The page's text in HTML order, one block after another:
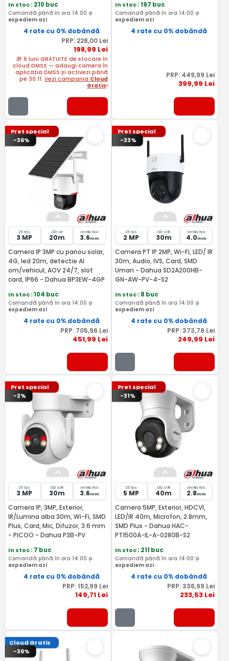
In stoc: 210 buc
Comandă până în ora 14:00 și
expediem azi
4 rate cu 0% dobândă
PRP: 228,00Lei
198,99 Lei
🎁 6 luni GRATUITE de stocare în
cloud DMSS — adaugi camera în
aplicația DMSS și activezi până
pe 30.11. Vezi campania Cloud
Gratis!
In stoc: 197 buc
Comandă până în ora 14:00 și
expediem azi
4 rate cu 0% dobândă
PRP: 449,99 Lei
399,99 Lei
Pret special
-36%
25 fps
3 MP
LED-uri
20m
lentila fixa
3.6mm
Camera IP 3MP cu panou solar,
4G, led 20m, detectie AI
om/vehicul, AOV 24/7, slot
card, IP66 - Dahua BP3EW-4GP
In stoc: 104 buc
Comandă până în ora 14:00 și
expediem azi
4 rate cu 0% dobândă
PRP: 705,96 Lei
451,99 Lei
Pret special
-33%
25 fps
2 MP
LED si IR
30m
lentila fixa
4.0mm
Camera PT IP 2MP, Wi-Fi, LED/ IR
30m, Audio, IVS, Card, SMD
Uman - Dahua SD2A200HB-
GN-AW-PV-4-S2
In stoc: 8 buc
Comandă până în ora 14:00 și
expediem azi
4 rate cu 0% dobândă
PRP:373,78 Lei
249,99 Lei
Pret special
-2%
25 fps
3 MP
LED si IR
30m
lentila fixa
3.6mm
Camera IP, 3MP, Exterior,
IR/Lumina alba 30m, Wi-Fi, SMD
Plus, Card, Mic, Difuzor, 3.6 mm
- PICOO - Dahua P3B-PV
In stoc: 7 buc
Comandă până în ora 14:00 și
expediem azi
4 rate cu 0% dobândă
PRP: 152,99 Lei
149,71Lei
Pret special
-31%
25 fps
5 MP
LED si IR
40m
lentila fixa
2.8mm
Camera 5MP, Exterior, HDCVI,
LED/IR 40m, Microfon, 2.8mm,
SMD Plus - Dahua HAC-
PT1500A-IL-A-0280B-S2
In stoc: 211 buc
Comandă până în ora 14:00 și
expediem azi
4 rate cu 0% dobândă
PRP:336,99 Lei
233,53 Lei
Cloud Gratis
-36%